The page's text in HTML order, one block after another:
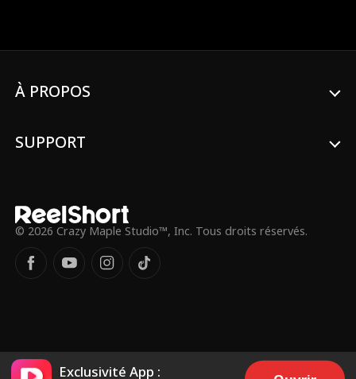
Walton découvriront-ils qui elle est
À PROPOS
SUPPORT
© 2026 Crazy Maple Studio™, Inc. Tous droits réservés.
Exclusivité App :